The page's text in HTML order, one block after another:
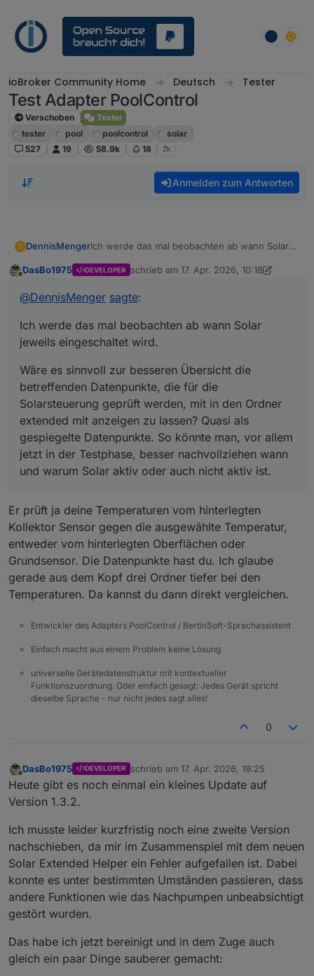
ioBroker Community Home Deutsch Tester
Test Adapter PoolControl
Verschoben
Tester
tester
pool poolcontrol
solar
527
19 58.9k 18
Anmelden zum Antworten
D DennisMengerIch werde das mal beobachten ab wann Solar
Wäre es sinnvoll zur besseren Übersicht die
Solarsteuerung geprüft werden, mit in den
Quasi als gespiegelte Datenpunkte. So könnte
man, vor allem jetzt in der Testphase, besser
oder auch nicht aktiv ist.
DasBo1975 DEVELOPER schrieb am 17. Apr. 2026, 10:18
zuletzt editiert von DasBo1975
@DennisMenger sagte:
Ich werde das mal beobachten ab wann Solar
jeweils eingeschaltet wird.
Wäre es sinnvoll zur besseren Übersicht die
betreffenden Datenpunkte, die für die
Solarsteuerung geprüft werden, mit in den Ordner
extended mit anzeigen zu lassen? Quasi als
gespiegelte Datenpunkte. So könnte man, vor allem
jetzt in der Testphase, besser nachvollziehen wann
und warum Solar aktiv oder auch nicht aktiv ist.
Er prüft ja deine Temperaturen vom hinterlegten
Kollektor Sensor gegen die ausgewählte Temperatur,
entweder vom hinterlegten Oberflächen oder
Grundsensor. Die Datenpunkte hast du. Ich glaube
gerade aus dem Kopf drei Ordner tiefer bei den
Temperaturen. Da kannst du dann direkt vergleichen.
Entwickler des Adapters PoolControl / BertinSoft-Sprachassistent
Einfach macht aus einem Problem keine Lösung
universelle Gerätedatenstruktur mit kontextueller
Funktionszuordnung. Oder einfach gesagt: Jedes Gerät spricht
dieselbe Sprache - nur nicht jedes sagt alles!
0
Offline
DasBo1975 DEVELOPER schrieb am 17. Apr. 2026, 19:25
zuletzt editiert von
Heute gibt es noch einmal ein kleines Update auf
Version 1.3.2.
Ich musste leider kurzfristig noch eine zweite Version
nachschieben, da mir im Zusammenspiel mit dem neuen
Solar Extended Helper ein Fehler aufgefallen ist. Dabei
konnte es unter bestimmten Umständen passieren, dass
andere Funktionen wie das Nachpumpen unbeabsichtigt
gestört wurden.
Das habe ich jetzt bereinigt und in dem Zuge auch
gleich ein paar Dinge sauberer gemacht: